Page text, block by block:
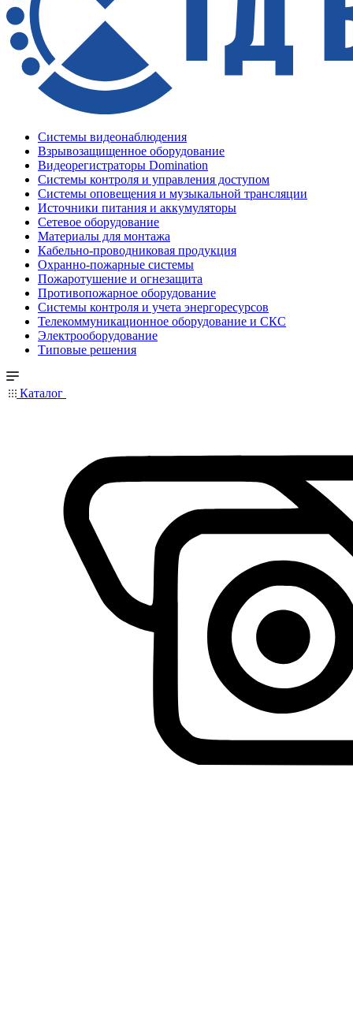
Системы видеонаблюдения
Взрывозащищенное оборудование
Видеорегистраторы Domination
Системы контроля и управления доступом
Системы оповещения и музыкальной трансляции
Источники питания и аккумуляторы
Сетевое оборудование
Материалы для монтажа
Кабельно-проводниковая продукция
Охранно-пожарные системы
Пожаротушение и огнезащита
Противопожарное оборудование
Системы контроля и учета энергоресурсов
Телекоммуникационное оборудование и СКС
Электрооборудование
Типовые решения
Каталог